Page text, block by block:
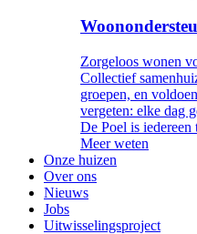
Zorgeloos wonen
Collectief
groepen, en
vergeten: elke dag
De Poel is iedereen
Meer weten
Onze huizen
Over ons
Nieuws
Jobs
Uitwisselingsproject